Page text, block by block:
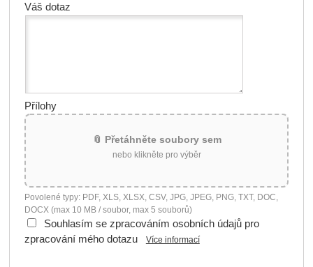
Váš dotaz
Přílohy
📎 Přetáhněte soubory sem
nebo klikněte pro výběr
Povolené typy: PDF, XLS, XLSX, CSV, JPG, JPEG, PNG, TXT, DOC,
DOCX (max 10 MB / soubor, max 5 souborů)
Souhlasím se zpracováním osobních údajů pro
zpracování mého dotazu
Více informací